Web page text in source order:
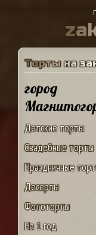
za
Торты на за
город
Детские торты
Свадебные торты
Праздничные
Десерты
Фототорты
На 1 год